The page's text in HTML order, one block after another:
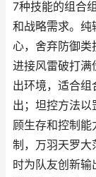
7种技能的组合
和战略需求。
心，舍弃防御
进接风雷破打满
出环境，适合
出；坦控方法
顾生存和控制
制，万羽天罗大
时为队友创新